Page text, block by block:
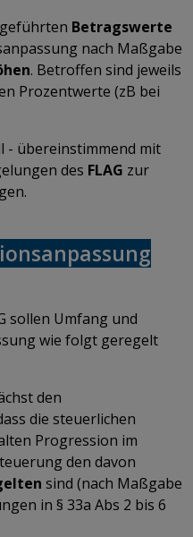
Betragswerte
nach Maßgabe
. Betroffen sind jeweils
Prozentwerte (zB bei
- übereinstimmend mit
des FLAG zur
sollen Umfang und
wie folgt geregelt
den
die steuerlichen
Progression im
den davon
sind (nach Maßgabe
in § 33a Abs 2 bis 6